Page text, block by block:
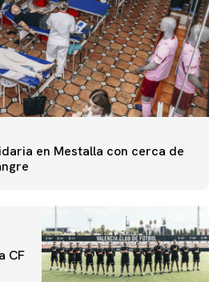
en Mestalla con cerca de
CF